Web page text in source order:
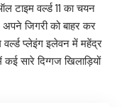
टाइम वर्ल्ड 11 का चयन
जिगरी को बाहर कर
प्लेइंग इलेवन में महेंद्र
सारे दिग्गज खिलाड़ियों